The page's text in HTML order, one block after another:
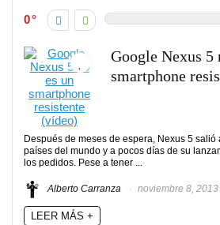
0
Google Nexus 5
smartphone
Después de meses de espera, Nexus 5
países del mundo y a pocos días de su
los pedidos. Pese a tener ...
Alberto Carranza noviembre 8, 2013
LEER MÁS +